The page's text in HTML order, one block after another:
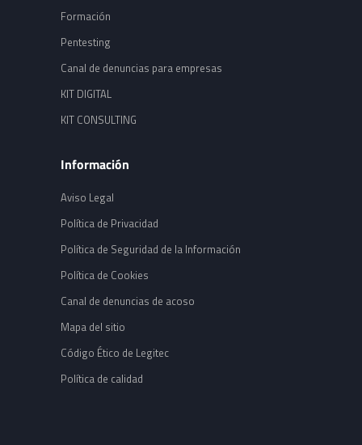
Formación
Pentesting
Canal de denuncias para empresas
KIT DIGITAL
KIT CONSULTING
Información
Aviso Legal
Política de Privacidad
Política de Seguridad de la Información
Política de Cookies
Canal de denuncias de acoso
Mapa del sitio
Código Ético de Legitec
Política de calidad